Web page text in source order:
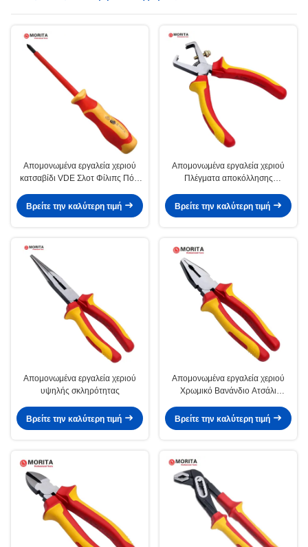
Απομονωμένα εργαλεία χεριού
κατσαβίδι VDE Σλοτ Φίλιπς Πόζι
1000 V AC Υψηλή σκληρότητα με
μαγνήτη
Βρείτε την καλύτερη τιμή
Απομονωμένα εργαλεία χεριού
Πλέγματα αποκόλλησης
Βρείτε την καλύτερη τιμή
Απομονωμένα εργαλεία χεριού
υψηλής σκληρότητας
Βρείτε την καλύτερη τιμή
Απομονωμένα εργαλεία χεριού
Χρωμικό Βανάνδιο Ατσάλι
Βρείτε την καλύτερη τιμή